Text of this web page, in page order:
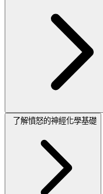
了解憤怒的神經化學基礎